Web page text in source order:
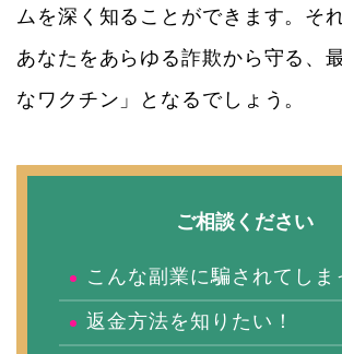
ムを深く知ることができます。そ
あなたをあらゆる詐欺から守る、
なワクチン」となるでしょう。
ご相談ください
こんな副業に騙されてしま
返金方法を知りたい！